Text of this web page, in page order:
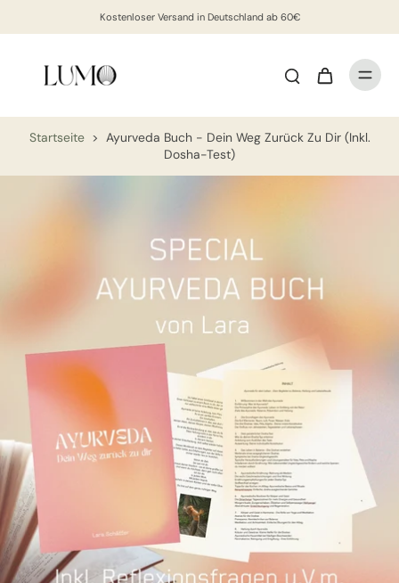
Kostenloser Versand in Deutschland ab 60€
Startseite > Ayurveda Buch - Dein Weg Zurück Zu Dir (inkl.
Dosha-Test)